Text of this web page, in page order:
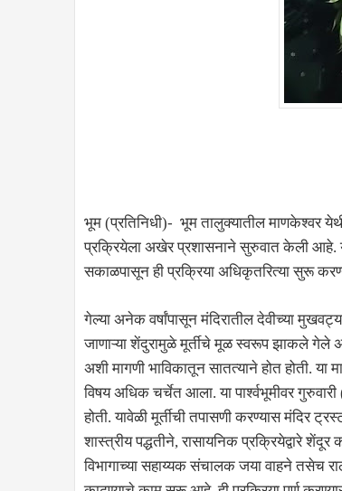
भूम (प्रतिनिधी)- भूम तालुक्यातील माणकेश्वर
प्रक्रियेला अखेर प्रशासनाने सुरुवात केली आहे.
सकाळपासून ही प्रक्रिया अधिकृतरित्या सुरू
गेल्या अनेक वर्षांपासून मंदिरातील देवीच्या
जाणाऱ्या शेंदुरामुळे मूर्तीचे मूळ स्वरूप झाकले गेले
अशी मागणी भाविकातून सातत्याने होत होती.
विषय अधिक चर्चेत आला. या पार्श्वभूमीवर
होती. यावेळी मूर्तीची तपासणी करण्यास मंदिर
शास्त्रीय पद्धतीने, रासायनिक प्रक्रियेद्वारे
विभागाच्या सहाय्यक संचालक जया वाहने तसेच